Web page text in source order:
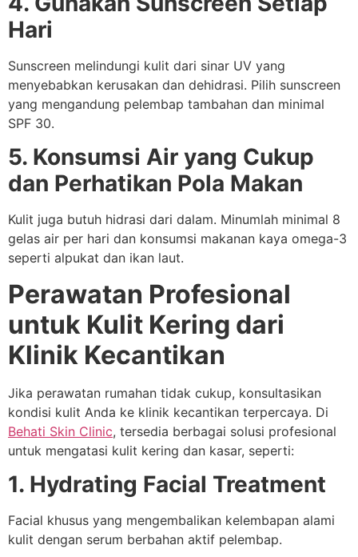
Hari
Sunscreen melindungi kulit dari sinar UV yang
menyebabkan kerusakan dan dehidrasi. Pilih sunscreen
yang mengandung pelembap tambahan dan minimal
SPF 30.
5. Konsumsi Air yang Cukup
dan Perhatikan Pola Makan
Kulit juga butuh hidrasi dari dalam. Minumlah minimal 8
gelas air per hari dan konsumsi makanan kaya omega-3
seperti alpukat dan ikan laut.
Perawatan Profesional
untuk Kulit Kering dari
Klinik Kecantikan
Jika perawatan rumahan tidak cukup, konsultasikan
kondisi kulit Anda ke klinik kecantikan terpercaya. Di
Behati Skin Clinic, tersedia berbagai solusi profesional
untuk mengatasi kulit kering dan kasar, seperti:
1. Hydrating Facial Treatment
Facial khusus yang mengembalikan kelembapan alami
kulit dengan serum berbahan aktif pelembap.